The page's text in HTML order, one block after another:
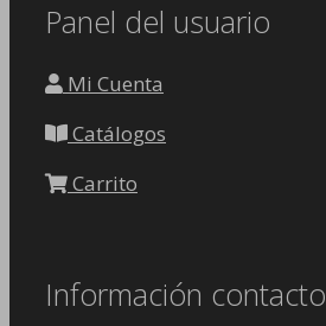
Panel del usuario
Mi Cuenta
Catálogos
Carrito
Información contacto